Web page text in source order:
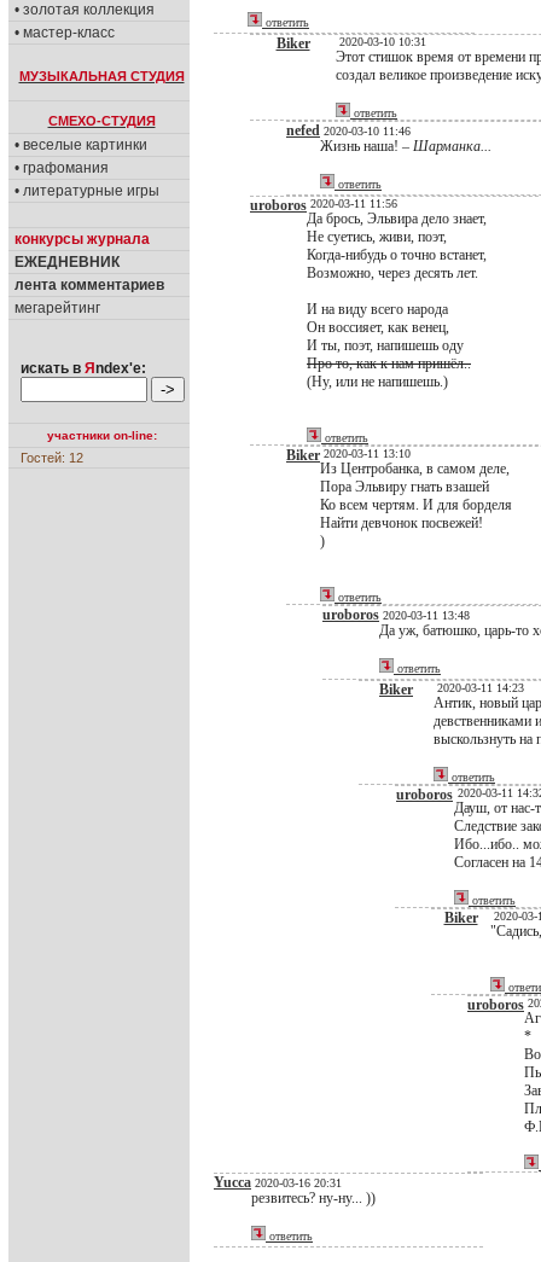
• золотая коллекция
• мастер-класс
МУЗЫКАЛЬНАЯ СТУДИЯ
СМЕХО-СТУДИЯ
• веселые картинки
• графомания
• литературные игры
конкурсы журнала
ЕЖЕДНЕВНИК
лента комментариев
мегарейтинг
искать в Я ndex'е:
участники on-line:
Гостей: 12
ответить
Biker 2020-03-10 10:31
Этот стишок время от времени
создал великое произведение
ответить
nefed 2020-03-10 11:46
Жизнь наша! – Шарманка...
ответить
uroboros 2020-03-11 11:56
Да брось, Эльвира дело знает,
Не суетись, живи, поэт,
Когда-нибудь о точно встанет,
Возможно, через десять лет.
И на виду всего народа
Он воссияет, как венец,
И ты, поэт, напишешь оду
Про то, как к нам пришёл..
(Ну, или не напишешь.)
ответить
Biker 2020-03-11 13:10
Из Центробанка, в самом деле,
Пора Эльвиру гнать взашей
Ко всем чертям. И для борделя
Найти девчонок посвежей!
)
ответить
uroboros 2020-03-11 13:48
Да уж, батюшко, царь-то
ответить
Biker 2020-03-11 14:23
Антик, новый
выскользнуть на
ответить
uroboros 2020-03-11
Дауш, от нас-
Следствие
Ибо...ибо..
Согласен на
ответить
Biker 2020-03-
uroboros
*
Yucca 2020-03-16 20:31
резвитесь? ну-ну... ))
ответить